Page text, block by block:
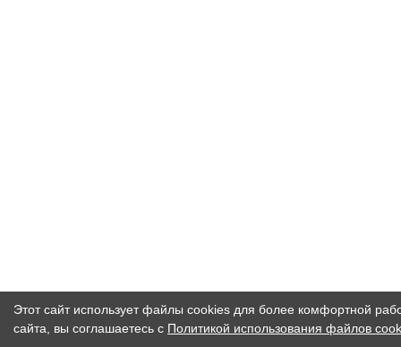
Этот сайт использует файлы cookies для более комфортной
сайта, вы соглашаетесь с Политикой использования файлов